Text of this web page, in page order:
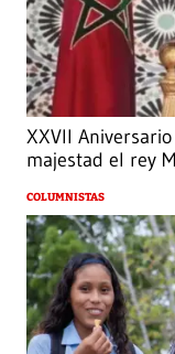
XXVII
majestad el rey
COLUMNISTAS